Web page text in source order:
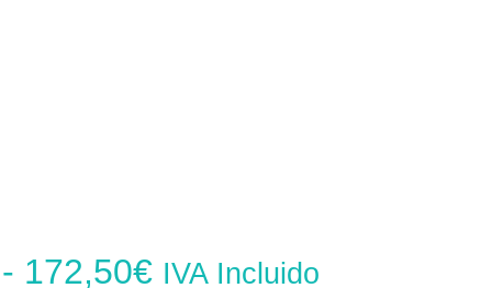
- 172,50€Rango
IVA Incluido